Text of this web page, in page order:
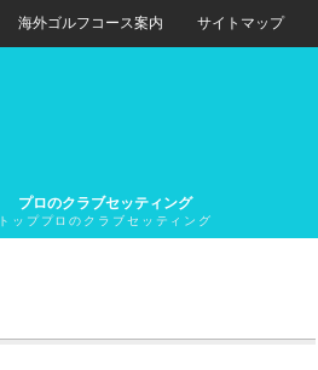
海外ゴルフコース案内 サイトマップ
プロのクラブセッティング
トッププロのクラブセッティング